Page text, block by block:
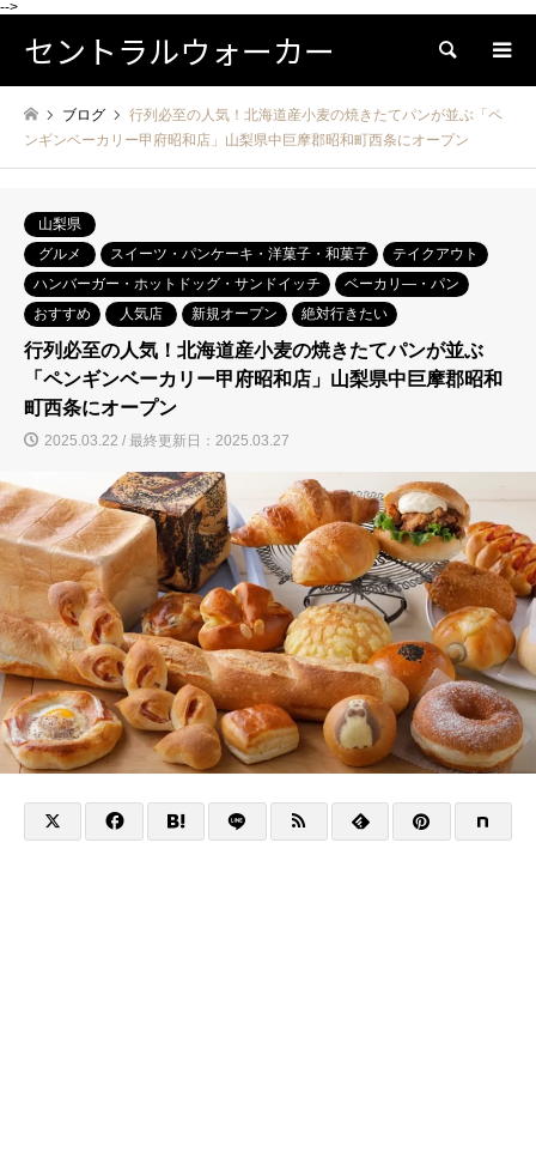
-->
セントラルウォーカー 検索
ブログ
行列必至の人気！北海道産小麦の焼きたてパンが並ぶ「ペ
ンギンベーカリー甲府昭和店」山梨県中巨摩郡昭和町西条にオープン
山梨県
グルメ
スイーツ・パンケーキ・洋菓子・和菓子
テイクアウト
ハンバーガー・ホットドッグ・サンドイッチ
ベーカリ―・パン
おすすめ
人気店 新規オープン 絶対行きたい
行列必至の人気！北海道産小麦の焼きたてパンが並ぶ
「ペンギンベーカリー甲府昭和店」山梨県中巨摩郡昭和
町西条にオープン
2025.03.22 / 最終更新日：2025.03.27